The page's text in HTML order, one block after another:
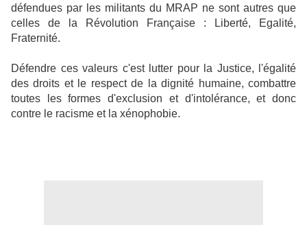
défendues par les militants du MRAP ne sont autres que
celles de la Révolution Française : Liberté, Egalité,
Fraternité.
Défendre ces valeurs c'est lutter pour la Justice, l'égalité
des droits et le respect de la dignité humaine, combattre
toutes les formes d'exclusion et d'intolérance, et donc
contre le racisme et la xénophobie.